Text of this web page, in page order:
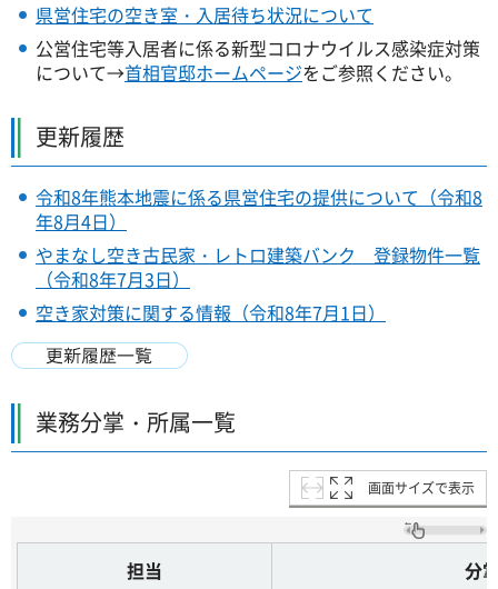
県営住宅の空き室・入居待ち状況について
公営住宅等入居者に係る新型コロナウイルス感染症対策
について→首相官邸ホームページをご参照ください。
更新履歴
令和8年熊本地震に係る県営住宅の提供について（令和8
年8月4日）
やまなし空き古民家・レトロ建築バンク 登録物件一覧
（令和8年7月3日）
空き家対策に関する情報（令和8年7月1日）
業務分掌・所属一覧
画面サイズで表示
担当 分